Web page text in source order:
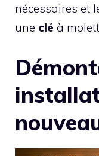
nécessaires et
une clé à